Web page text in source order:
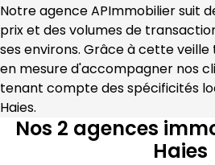
Notre agence APImmobilier suit
prix et des volumes de
ses environs. Grâce à cette
en mesure d'accompagner nos
tenant compte des spécificités
Haies.
Nos 2 agences
Haies